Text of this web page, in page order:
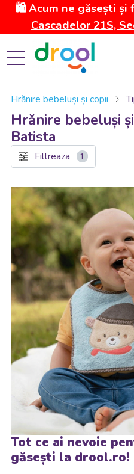
🛍️ Acum ne găsești și
Cascadelor 21S,
Hrănire bebeluși și copii
Hrănire bebeluși
Batista
Filtreaza 1
Tot ce ai nevoie
găsești la drool.ro!